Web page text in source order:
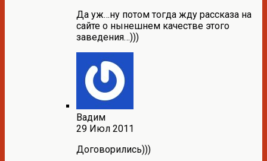
Да уж…ну потом тогда жду рассказа на
сайте о нынешнем качестве этого
заведения…)))
Вадим
29 Июл 2011
Договорились)))